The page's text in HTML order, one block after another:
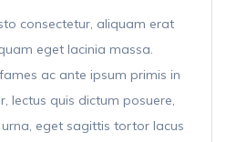
consectetur, aliquam erat
eget lacinia massa.
ac ante ipsum primis in
lectus quis dictum posuere,
eget sagittis tortor lacus